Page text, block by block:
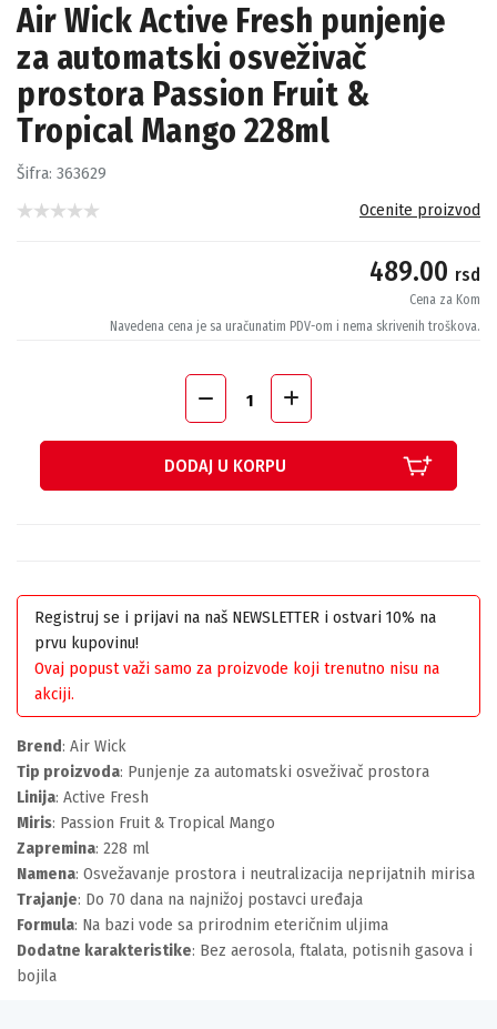
Air Wick Active Fresh punjenje
za automatski osveživač
prostora Passion Fruit &
Tropical Mango 228ml
Šifra: 363629
Ocenite proizvod
489.00 rsd
Cena za Kom
Navedena cena je sa uračunatim PDV-om i nema skrivenih troškova.
DODAJ U KORPU
Registruj se i prijavi na naš NEWSLETTER i ostvari 10% na
prvu kupovinu!
Ovaj popust važi samo za proizvode koji trenutno nisu na
akciji.
Brend: Air Wick
Tip proizvoda: Punjenje za automatski osveživač prostora
Linija: Active Fresh
Miris: Passion Fruit & Tropical Mango
Zapremina: 228 ml
Namena: Osvežavanje prostora i neutralizacija neprijatnih mirisa
Trajanje: Do 70 dana na najnižoj postavci uređaja
Formula: Na bazi vode sa prirodnim eteričnim uljima
Dodatne karakteristike: Bez aerosola, ftalata, potisnih gasova i
bojila